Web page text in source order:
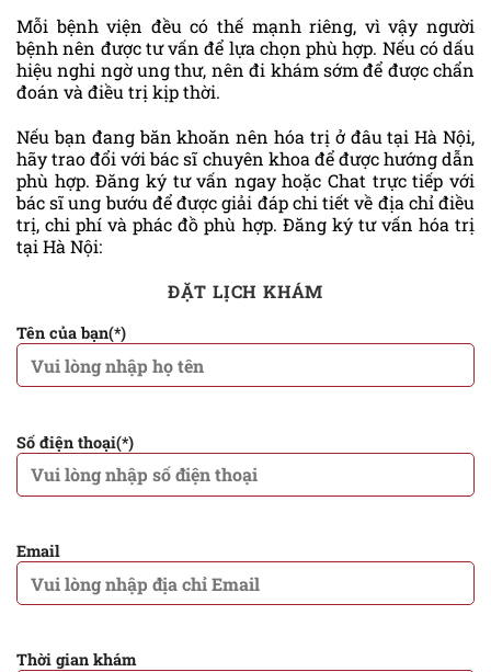
Mỗi bệnh viện đều có thế mạnh riêng, vì vậy người
bệnh nên được tư vấn để lựa chọn phù hợp. Nếu có dấu
hiệu nghi ngờ ung thư, nên đi khám sớm để được chẩn
đoán và điều trị kịp thời.
Nếu bạn đang băn khoăn nên hóa trị ở đâu tại Hà Nội,
hãy trao đổi với bác sĩ chuyên khoa để được hướng dẫn
phù hợp. Đăng ký tư vấn ngay hoặc Chat trực tiếp với
bác sĩ ung bướu để được giải đáp chi tiết về địa chỉ điều
trị, chi phí và phác đồ phù hợp. Đăng ký tư vấn hóa trị
tại Hà Nội:
ĐẶT LỊCH KHÁM
Tên của bạn(*)
Số điện thoại(*)
Email
Thời gian khám